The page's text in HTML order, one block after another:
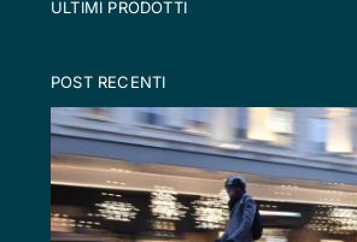
ULTIMI PRODOTTI
POST RECENTI